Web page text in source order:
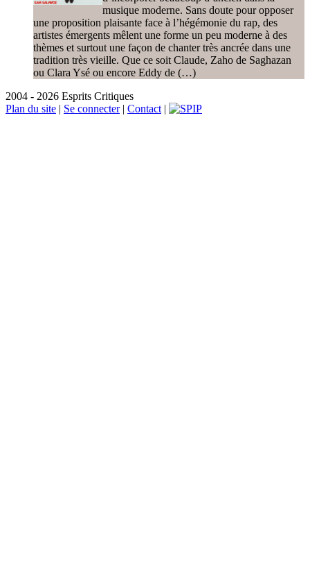
musique moderne. Sans doute pour opposer
une proposition plaisante face à l’hégémonie du rap, des
artistes émergents mêlent une forme un peu moderne à des
thèmes et surtout une façon de chanter très ancrée dans une
tradition très vieille. Que ce soit Claude, Zaho de Saghazan
ou Clara Ysé ou encore Eddy de (…)
2004 - 2026 Esprits Critiques
Plan du site | Se connecter| Contact |